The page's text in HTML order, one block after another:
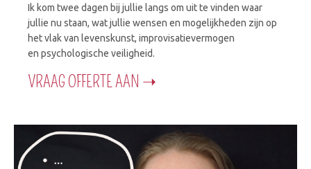
Ik kom twee dagen bij jullie langs om uit te vinden waar
jullie nu staan, wat jullie wensen en mogelijkheden zijn op
het vlak van levenskunst, improvisatievermogen
en psychologische veiligheid.
VRAAG OFFERTE AAN ➝